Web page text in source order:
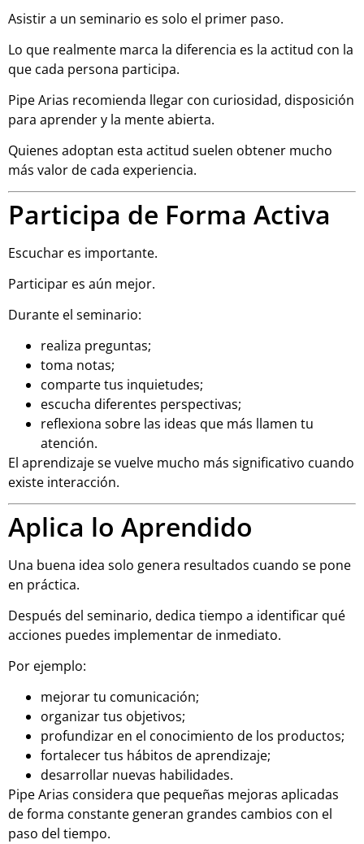
Asistir a un seminario es solo el primer paso.
Lo que realmente marca la diferencia es la actitud con la
que cada persona participa.
Pipe Arias recomienda llegar con curiosidad, disposición
para aprender y la mente abierta.
Quienes adoptan esta actitud suelen obtener mucho
más valor de cada experiencia.
Participa de Forma Activa
Escuchar es importante.
Participar es aún mejor.
Durante el seminario:
realiza preguntas;
toma notas;
comparte tus inquietudes;
escucha diferentes perspectivas;
reflexiona sobre las ideas que más llamen tu
atención.
El aprendizaje se vuelve mucho más significativo cuando
existe interacción.
Aplica lo Aprendido
Una buena idea solo genera resultados cuando se pone
en práctica.
Después del seminario, dedica tiempo a identificar qué
acciones puedes implementar de inmediato.
Por ejemplo:
mejorar tu comunicación;
organizar tus objetivos;
profundizar en el conocimiento de los productos;
fortalecer tus hábitos de aprendizaje;
desarrollar nuevas habilidades.
Pipe Arias considera que pequeñas mejoras aplicadas
de forma constante generan grandes cambios con el
paso del tiempo.